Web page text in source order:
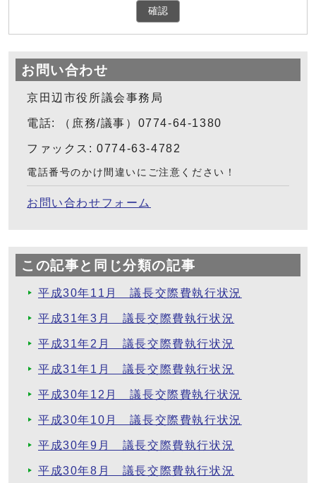
確認
お問い合わせ
京田辺市役所議会事務局
電話: （庶務/議事）0774-64-1380
ファックス: 0774-63-4782
電話番号のかけ間違いにご注意ください！
お問い合わせフォーム
この記事と同じ分類の記事
平成30年11月 議長交際費執行状況
平成31年3月 議長交際費執行状況
平成31年2月 議長交際費執行状況
平成31年1月 議長交際費執行状況
平成30年12月 議長交際費執行状況
平成30年10月 議長交際費執行状況
平成30年9月 議長交際費執行状況
平成30年8月 議長交際費執行状況